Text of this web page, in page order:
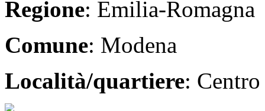
Regione: Emilia-Romagna
Comune: Modena
Località/quartiere: